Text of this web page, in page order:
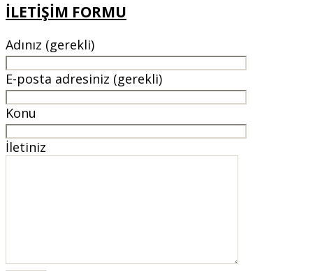
İLETİŞİM FORMU
Adınız (gerekli)
E-posta adresiniz (gerekli)
Konu
İletiniz